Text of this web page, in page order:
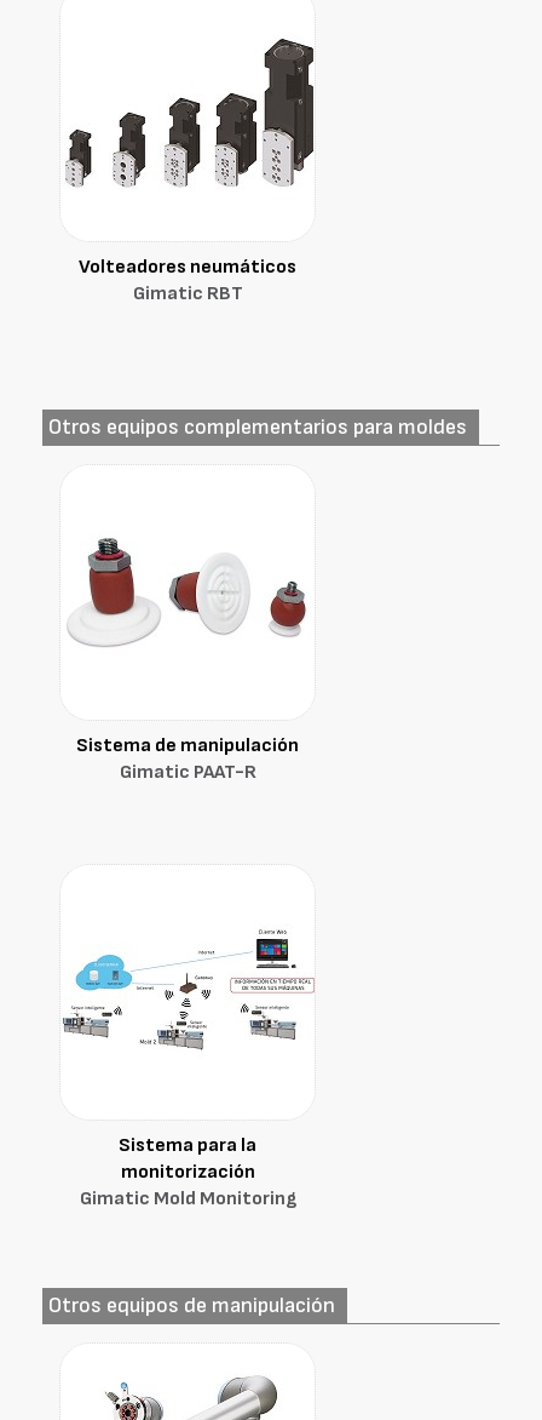
Volteadores neumáticos
Gimatic RBT
Otros equipos complementarios para moldes
Sistema de manipulación
Gimatic PAAT-R
Sistema para la
monitorización
Gimatic Mold Monitoring
Otros equipos de manipulación